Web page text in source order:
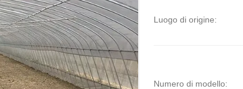
Luogo di origine:
Numero di modello: